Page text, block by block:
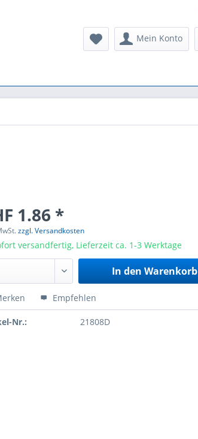
Mein Konto
1.86 *
zzgl. Versandkosten
versandfertig, Lieferzeit ca. 1-3 Werktage
In den Warenkorb
Empfehlen
Nr.: 21808D